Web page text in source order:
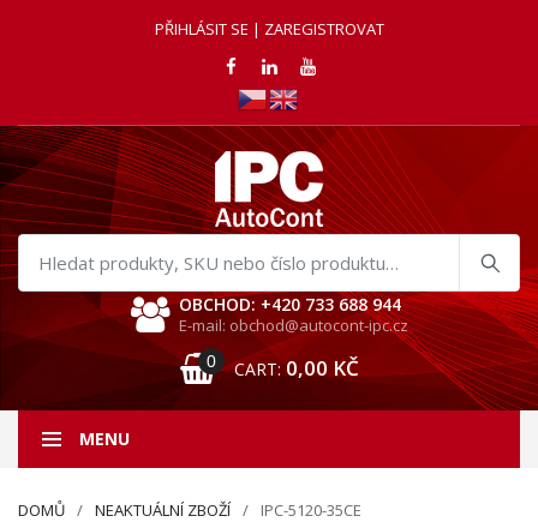
PŘIHLÁSIT SE | ZAREGISTROVAT
Hledat
produkty
OBCHOD: +420 733 688 944
E-mail: obchod@autocont-ipc.cz
0 CART: 0,00 KČ
MENU
DOMŮ NEAKTUÁLNÍ ZBOŽÍ IPC-5120-35CE